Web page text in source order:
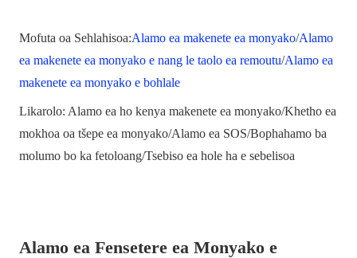
Mofuta oa Sehlahisoa:Alamo ea makenete ea monyako/Alamo
ea makenete ea monyako e nang le taolo ea remoutu/Alamo ea
makenete ea monyako e bohlale
Likarolo: Alamo ea ho kenya makenete ea monyako/Khetho ea
mokhoa oa tšepe ea monyako/Alamo ea SOS/Bophahamo ba
molumo bo ka fetoloang/Tsebiso ea hole ha e sebelisoa
Alamo ea Fensetere ea Monyako e